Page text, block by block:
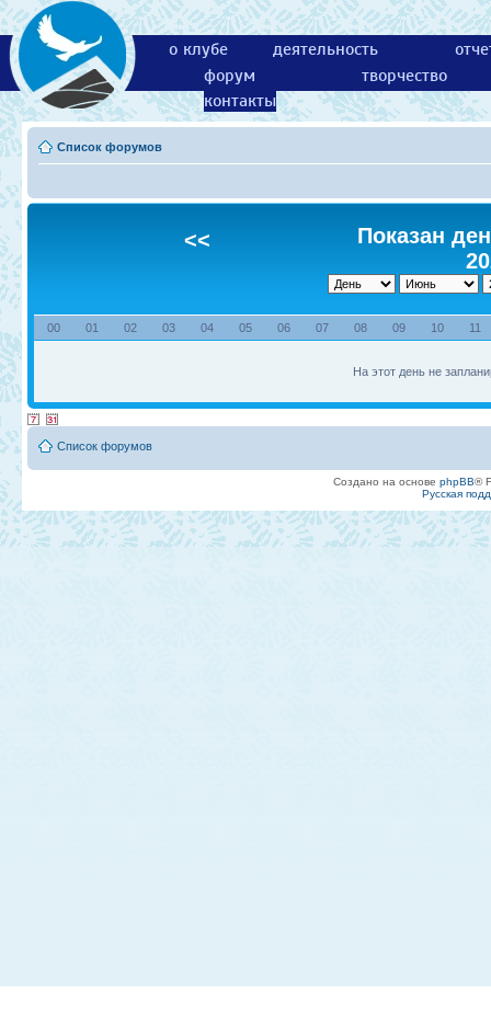
о клубе деятельность
форум
творчество
контакты
Список форумов
<<
Показан
00 01 02 03 04 05 06 07 08 09 10 11
На этот день не
Список форумов
Создано на основе phpBB®
Русская